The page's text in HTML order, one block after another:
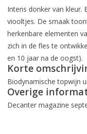
Intens donker van kleur.
viooltjes. De smaak
herkenbare elementen
zich in de fles te
en 10 jaar na de oogst).
Korte
Biodynamische topwijn
Overige
Decanter magazine